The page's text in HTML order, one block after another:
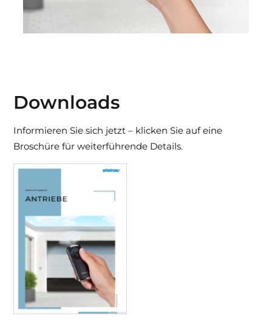
Downloads
Informieren Sie sich jetzt – klicken Sie auf eine
Broschüre für weiterführende Details.